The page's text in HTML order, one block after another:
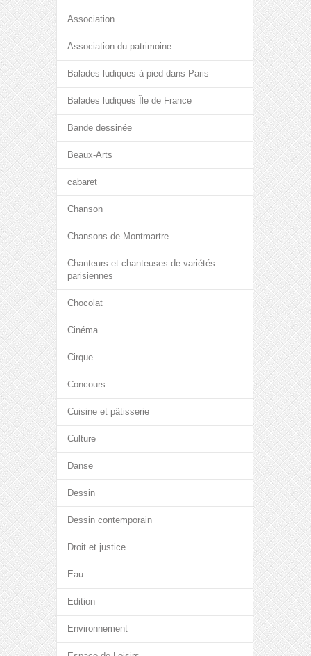
Association
Association du patrimoine
Balades ludiques à pied dans Paris
Balades ludiques Île de France
Bande dessinée
Beaux-Arts
cabaret
Chanson
Chansons de Montmartre
Chanteurs et chanteuses de variétés
parisiennes
Chocolat
Cinéma
Cirque
Concours
Cuisine et pâtisserie
Culture
Danse
Dessin
Dessin contemporain
Droit et justice
Eau
Edition
Environnement